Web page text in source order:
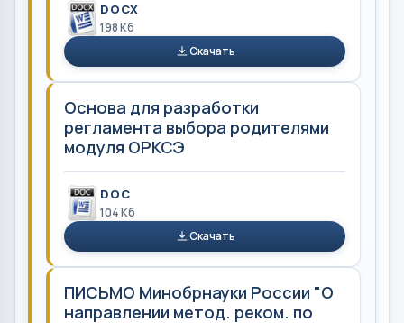
DOCX
198 Кб
Скачать
Основа для разработки
регламента выбора родителями
модуля ОРКСЭ
DOC
104 Кб
Скачать
ПИСЬМО Минобрнауки России "О
направлении метод. реком. по